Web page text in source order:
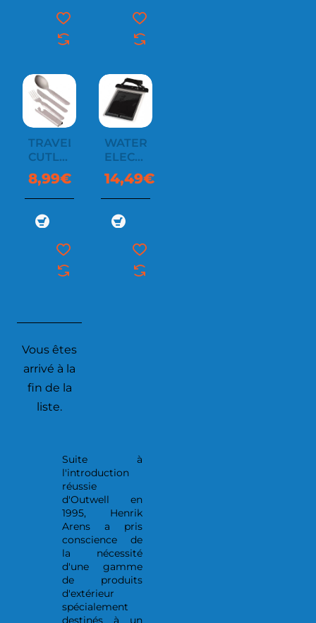
TRAVEL
CUTLERY
DELUXE
8,99€
WATERPROOF
ELECTONIC
CASE
14,49€
Vous êtes
arrivé à la
fin de la
liste.
Suite à
l'introduction
réussie
d'Outwell en
1995, Henrik
Arens a pris
conscience de
la nécessité
d'une gamme
de produits
d'extérieur
spécialement
destinés à un